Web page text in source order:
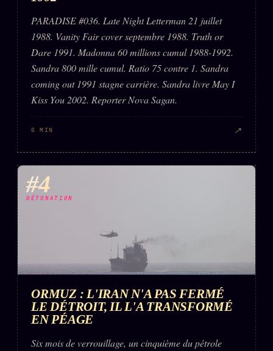
PARADISE #036. Late Night Letterman 21 juillet
1988. Vanity Fair cover septembre 1988. Truth or
Dare 1991. Madonna 60 millions cumul 1988-1992.
Sandra 800 mille cumul. Ratio 75 contre 1. Sandra
coming out 1991 stagne carrière. Sandra livre May I
Kiss You 2002. Reporter Nova Sagan.
6 MIN ↗
#4
DÉTONATION
ORMUZ : L'IRAN N'A PAS FERMÉ
LE DÉTROIT, IL L'A TRANSFORMÉ
EN PÉAGE
Six mois de verrouillage, un cinquième du pétrole